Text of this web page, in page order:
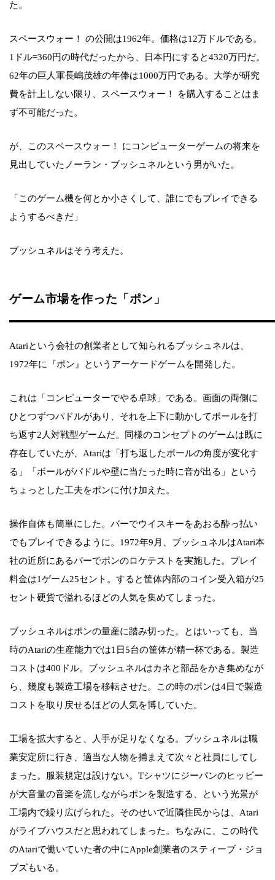
た。
スペースウォー！ の公開は1962年。価格は12万ドルである。
1ドル=360円の時代だったから、日本円にすると4320万円だ。
62年の巨人軍長嶋茂雄の年俸は1000万円である。大学が研究
費を計上しない限り、スペースウォー！ を購入することはま
ず不可能だった。
が、このスペースウォー！ にコンピューターゲームの将来を
見出していたノーラン・ブッシュネルという男がいた。
「このゲーム機を何とか小さくして、誰にでもプレイできる
ようするべきだ」
ブッシュネルはそう考えた。
ゲーム市場を作った「ポン」
Atariという会社の創業者として知られるブッシュネルは、
1972年に『ポン』というアーケードゲームを開発した。
これは「コンピューターでやる卓球」である。画面の両側に
ひとつずつパドルがあり、それを上下に動かしてボールを打
ち返す2人対戦型ゲームだ。同様のコンセプトのゲームは既に
存在していたが、Atariは「打ち返したボールの角度が変化す
る」「ボールがパドルや壁に当たった時に音が出る」という
ちょっとした工夫をポンに付け加えた。
操作自体も簡単にした。バーでウイスキーをあおる酔っ払い
でもプレイできるように。1972年9月、ブッシュネルはAtari本
社の近所にあるバーでポンのロケテストを実施した。プレイ
料金は1ゲーム25セント。すると筐体内部のコイン受入箱が25
セント硬貨で溢れるほどの人気を集めてしまった。
ブッシュネルはポンの量産に踏み切った。とはいっても、当
時のAtariの生産能力では1日5台の筐体が精一杯である。製造
コストは400ドル。ブッシュネルはカネと部品をかき集めなが
ら、幾度も製造工場を移転させた。この時のポンは4日で製造
コストを取り戻せるほどの人気を博していた。
工場を拡大すると、人手が足りなくなる。ブッシュネルは職
業安定所に行き、適当な人物を捕まえて次々と社員にしてし
まった。服装規定は設けない。Tシャツにジーパンのヒッピー
が大音量の音楽を流しながらポンを製造する、という光景が
工場内で繰り広げられた。そのせいで近隣住民からは、Atari
がライブハウスだと思われてしまった。ちなみに、この時代
のAtariで働いていた者の中にApple創業者のスティーブ・ジョ
ブズもいる。